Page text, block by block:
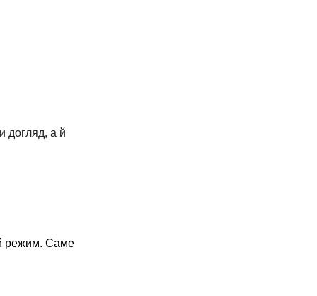
догляд, а й
режим. Саме